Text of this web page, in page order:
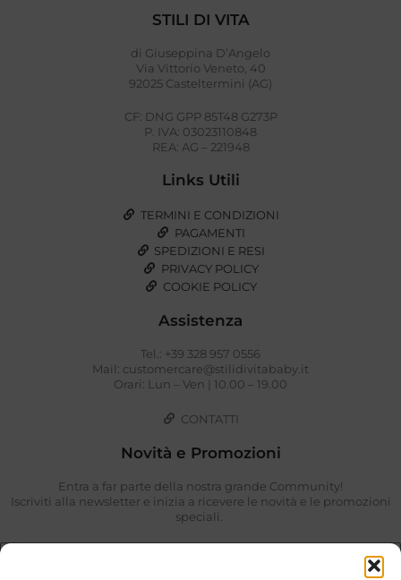
STILI DI VITA
di Giuseppina D’Angelo
Via Vittorio Veneto, 40
92025 Casteltermini (AG)
CF: DNG GPP 85T48 G273P
P. IVA: 03023110848
REA: AG – 221948
Links Utili
TERMINI E CONDIZIONI
PAGAMENTI
SPEDIZIONI E RESI
PRIVACY POLICY
COOKIE POLICY
Assistenza
Tel.: +39 328 957 0556
Mail: customercare@stilidivitababy.it
Orari: Lun – Ven | 10.00 – 19.00
CONTATTI
Novità e Promozioni
Entra a far parte della nostra grande Community!
Iscriviti alla newsletter e inizia a ricevere le novità e le promozioni
speciali.